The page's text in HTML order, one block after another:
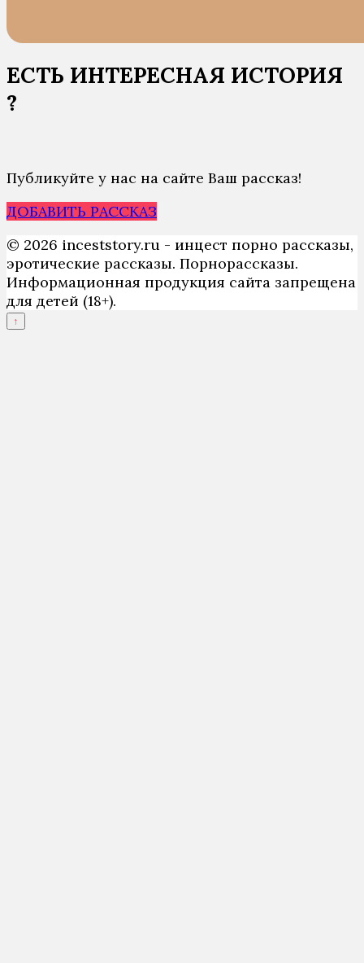
ЕСТЬ ИНТЕРЕСНАЯ ИСТОРИЯ
?
Публикуйте у нас на сайте Ваш рассказ!
ДОБАВИТЬ РАССКАЗ
© 2026 inceststory.ru - инцест порно рассказы,
эротические рассказы. Порнорассказы.
Информационная продукция сайта запрещена
для детей (18+).